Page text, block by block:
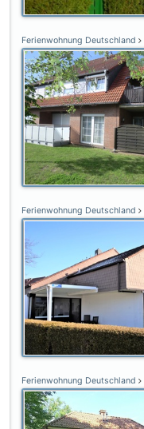
Ferienwohnung Deutschland
Ferienwohnung Deutschland
Ferienwohnung Deutschland